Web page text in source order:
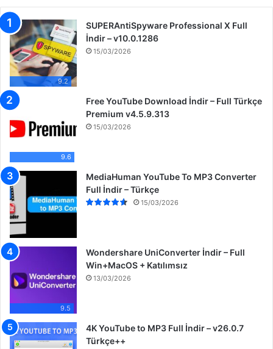
:
9.2
SUPERAntiSpyware Professional X Full
İndir – v10.0.1286
15/03/2026
9.6
Free YouTube Download İndir – Full Türkçe
Premium v4.5.9.313
15/03/2026
MediaHuman YouTube To MP3 Converter
Full İndir – Türkçe
15/03/2026
9.5
Wondershare UniConverter İndir – Full
Win+MacOS + Katılımsız
13/03/2026
4K YouTube to MP3 Full İndir – v26.0.7
Türkçe++